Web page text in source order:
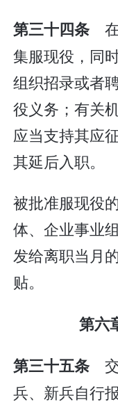
第三十四条
集服现役，同
组织招录或者
役义务；有关
应当支持其应
其延后入职。
被批准服现役
体、企业事业
发给离职当月
贴。
第六
第三十五条
兵、新兵自行